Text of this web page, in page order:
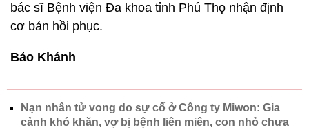
bác sĩ Bệnh viện Đa khoa tỉnh Phú Thọ nhận định
cơ bản hồi phục.
Bảo Khánh
Nạn nhân tử vong do sự cố ở Công ty Miwon: Gia
cảnh khó khăn, vợ bị bệnh liên miên, con nhỏ chưa